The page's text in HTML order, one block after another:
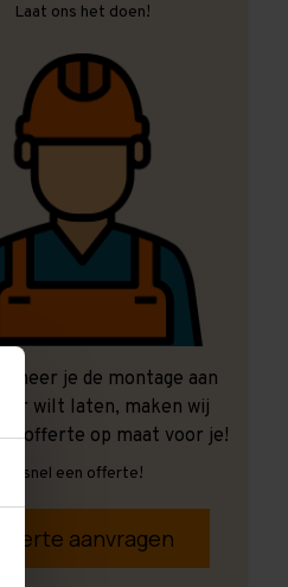
Laat ons het doen!
je de montage aan
wilt laten, maken wij
offerte op maat voor je!
snel een offerte!
Offerte aanvragen